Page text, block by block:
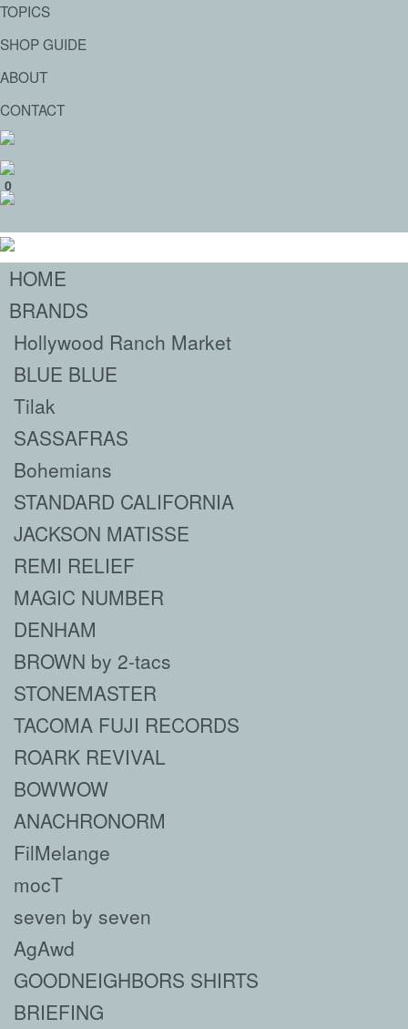
TOPICS
SHOP GUIDE
ABOUT
CONTACT
0
HOME
BRANDS
Hollywood Ranch Market
BLUE BLUE
Tilak
SASSAFRAS
Bohemians
STANDARD CALIFORNIA
JACKSON MATISSE
REMI RELIEF
MAGIC NUMBER
DENHAM
BROWN by 2-tacs
STONEMASTER
TACOMA FUJI RECORDS
ROARK REVIVAL
BOWWOW
ANACHRONORM
FilMelange
mocT
seven by seven
AgAwd
GOODNEIGHBORS SHIRTS
BRIEFING